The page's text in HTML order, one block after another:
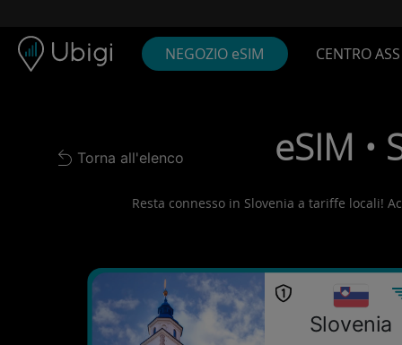
NEGOZIO eSIM CENTRO
Back to list
Torna all'elenco eSIM •
Resta connesso in Slovenia a tariffe locali!
Slovenia